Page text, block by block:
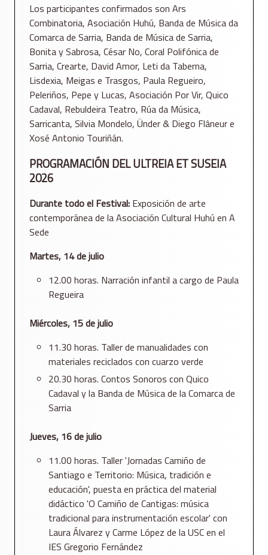
Los participantes confirmados son Ars
Combinatoria, Asociación Huhú, Banda de Música da
Comarca de Sarria, Banda de Música de Sarria,
Bonita y Sabrosa, César No, Coral Polifónica de
Sarria, Crearte, David Amor, Leti da Taberna,
Lisdexia, Meigas e Trasgos, Paula Regueiro,
Peleriños, Pepe y Lucas, Asociación Por Vir, Quico
Cadaval, Rebuldeira Teatro, Rúa da Música,
Sarricanta, Silvia Mondelo, Ünder & Diego Flâneur e
Xosé Antonio Touriñán.
PROGRAMACIÓN DEL ULTREIA ET SUSEIA
2026
Durante todo el Festival: Exposición de arte
contemporánea de la Asociación Cultural Huhú en A
Sede
Martes, 14 de julio
12.00 horas. Narración infantil a cargo de Paula
Regueira
Miércoles, 15 de julio
11.30 horas. Taller de manualidades con
materiales reciclados con cuarzo verde
20.30 horas. Contos Sonoros con Quico
Cadaval y la Banda de Música de la Comarca de
Sarria
Jueves, 16 de julio
11.00 horas. Taller 'Jornadas Camiño de
Santiago e Territorio: Música, tradición e
educación', puesta en práctica del material
didáctico 'O Camiño de Cantigas: música
tradicional para instrumentación escolar' con
Laura Álvarez y Carme López de la USC en el
IES Gregorio Fernández